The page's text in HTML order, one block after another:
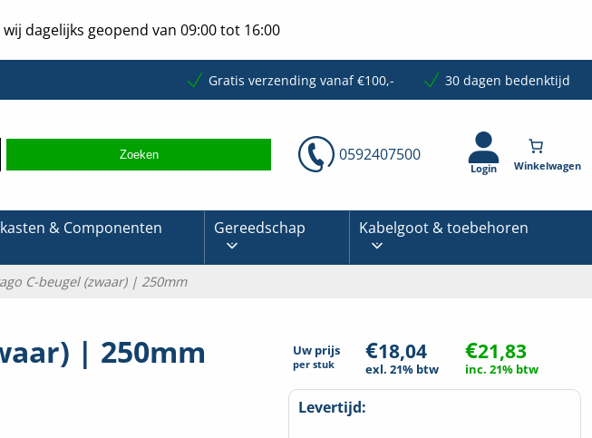
dagelijks geopend van 09:00 tot 16:00
Gratis verzending vanaf €100,- 30 dagen bedenktijd
0592407500
Login
& Componenten Gereedschap Kabelgoot & toebehoren
C-beugel (zwaar) | 250mm
| 250mm Uw prijs
per stuk €18,04
exl. 21% btw
€21,83
inc. 21% btw
Levertijd: